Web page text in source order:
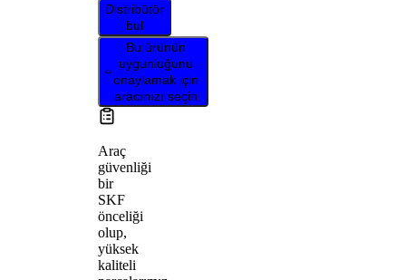
Distribütör
bul
Bu ürünün
uygunluğunu
onaylamak için
aracınızı seçin
Araç
güvenliği
bir
SKF
önceliği
olup,
yüksek
kaliteli